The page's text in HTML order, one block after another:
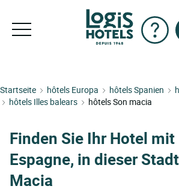
Startseite hôtels Europa hôtels Spanien
hôtels Illes balears
hôtels Son macia
Finden Sie Ihr Hotel
Espagne, in dieser
Macia